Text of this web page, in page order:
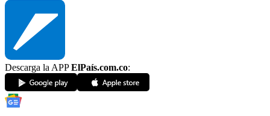
Descarga la APPElPaís.com.co: